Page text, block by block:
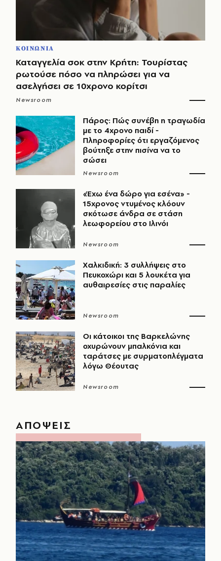
ΚΟΙΝΩΝΙΑ
Καταγγελία σοκ στην Κρήτη: Τουρίστας
ρωτούσε πόσο να πληρώσει για να
ασελγήσει σε 10χρονο κορίτσι
Newsroom
Πάρος: Πώς συνέβη η τραγωδία
με το 4χρονο παιδί -
Πληροφορίες ότι εργαζόμενος
βούτηξε στην πισίνα να το
σώσει
Newsroom
«Έχω ένα δώρο για εσένα» -
15χρονος ντυμένος κλόουν
σκότωσε άνδρα σε στάση
λεωφορείου στο Ιλινόι
Newsroom
Χαλκιδική: 3 συλλήψεις στο
Πευκοχώρι και 5 λουκέτα για
αυθαιρεσίες στις παραλίες
Newsroom
Οι κάτοικοι της Βαρκελώνης
οχυρώνουν μπαλκόνια και
ταράτσες με συρματοπλέγματα
λόγω Θέουτας
Newsroom
ΑΠΟΨΕΙΣ